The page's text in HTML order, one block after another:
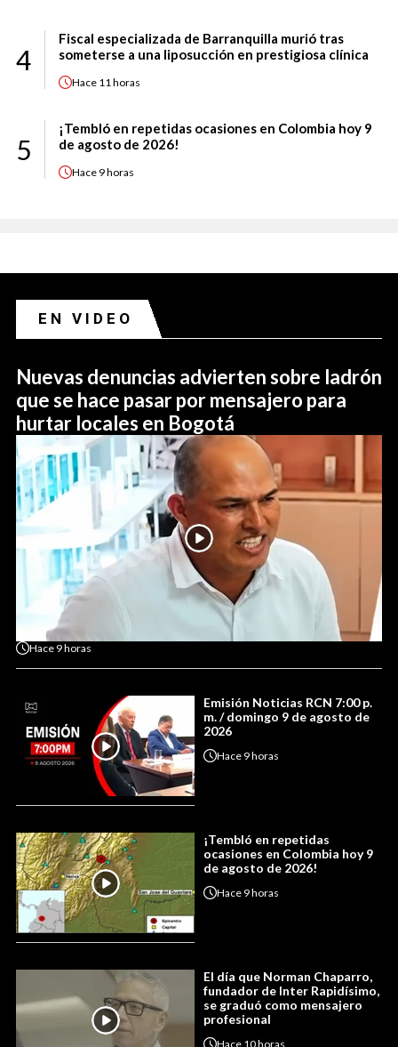
4
Fiscal especializada de Barranquilla murió tras
someterse a una liposucción en prestigiosa clínica
Hace 11 horas
5
¡Tembló en repetidas ocasiones en Colombia hoy 9
de agosto de 2026!
Hace 9 horas
EN VIDEO
Nuevas denuncias advierten sobre ladrón
que se hace pasar por mensajero para
hurtar locales en Bogotá
Hace 9 horas
Emisión Noticias RCN 7:00 p.
m. / domingo 9 de agosto de
2026
Hace 9 horas
¡Tembló en repetidas
ocasiones en Colombia hoy 9
de agosto de 2026!
Hace 9 horas
El día que Norman Chaparro,
fundador de Inter Rapidísimo,
se graduó como mensajero
profesional
Hace 10 horas